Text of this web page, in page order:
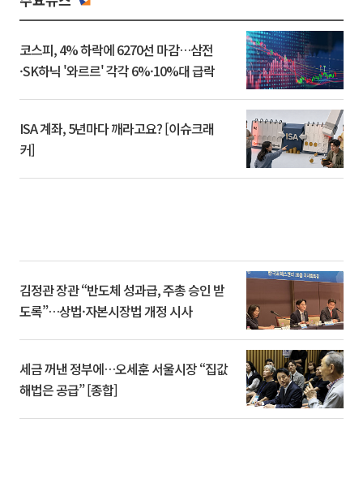
코스피, 4% 하락에 6270선 마감…삼전
·SK하닉 '와르르' 각각 6%·10%대 급락
ISA 계좌, 5년마다 깨라고요? [이슈크래
커]
김정관 장관 “반도체 성과급, 주총 승인 받
도록”…상법·자본시장법 개정 시사
세금 꺼낸 정부에…오세훈 서울시장 “집값
해법은 공급” [종합]